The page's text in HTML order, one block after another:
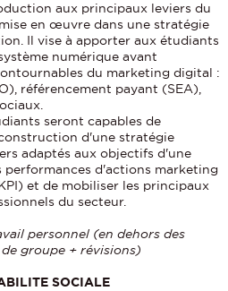
aux principaux leviers du
en œuvre dans une stratégie
Il vise à apporter aux étudiants
numérique avant
du marketing digital :
référencement payant (SEA),
seront capables de
d'une stratégie
adaptés aux objectifs d'une
performances d'actions marketing
et de mobiliser les principaux
du secteur.
personnel (en dehors des
groupe + révisions)
SOCIALE